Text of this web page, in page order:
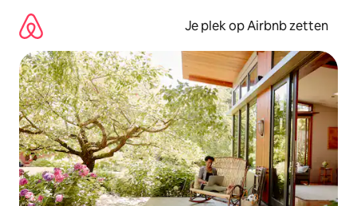
direct
naar
inhoud
Je plek op Airbnb zetten